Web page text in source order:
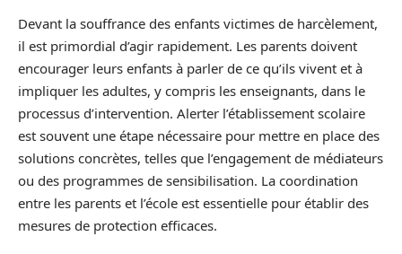
Devant la souffrance des enfants victimes de harcèlement,
il est primordial d’agir rapidement. Les parents doivent
encourager leurs enfants à parler de ce qu’ils vivent et à
impliquer les adultes, y compris les enseignants, dans le
processus d’intervention. Alerter l’établissement scolaire
est souvent une étape nécessaire pour mettre en place des
solutions concrètes, telles que l’engagement de médiateurs
ou des programmes de sensibilisation. La coordination
entre les parents et l’école est essentielle pour établir des
mesures de protection efficaces.